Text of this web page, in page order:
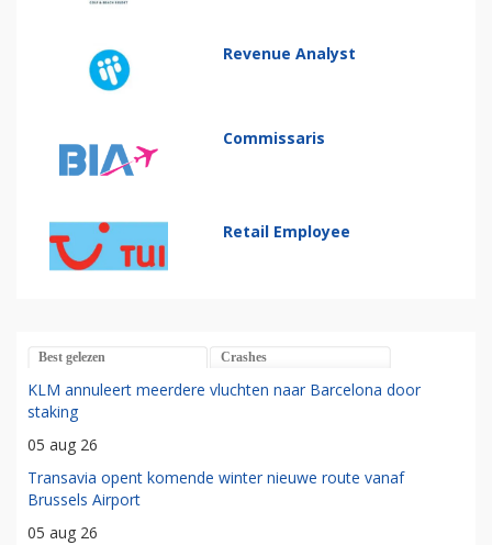
Revenue Analyst
Commissaris
Retail Employee
Best gelezen Crashes
KLM annuleert meerdere vluchten naar Barcelona door
staking
05 aug 26
Transavia opent komende winter nieuwe route vanaf
Brussels Airport
05 aug 26